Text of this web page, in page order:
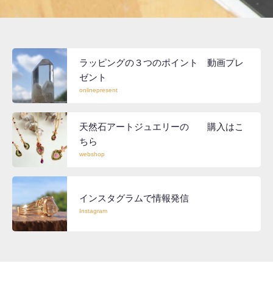
ラッピングの３つのポイント 動画プレ
ゼント
onlinepresent
天然石アートジュエリーの 購入はこ
ちら
webshop
インスタグラムで情報発信
Instagram